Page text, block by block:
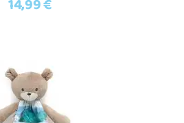
14,99€